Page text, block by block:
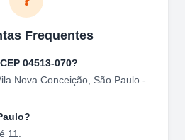
Frequentes
04513-070?
Nova Conceição São Paulo -
?
é 11